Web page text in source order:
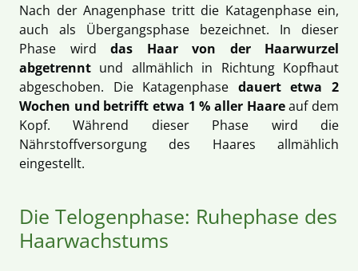
Nach der Anagenphase tritt die Katagenphase ein,
auch als Übergangsphase bezeichnet. In dieser
Phase wird das Haar von der Haarwurzel
abgetrennt und allmählich in Richtung Kopfhaut
abgeschoben. Die Katagenphase dauert etwa 2
Wochen und betrifft etwa 1 % aller Haareauf dem
Kopf. Während dieser Phase wird die
Nährstoffversorgung des Haares allmählich
eingestellt.
Die Telogenphase: Ruhephase des
Haarwachstums